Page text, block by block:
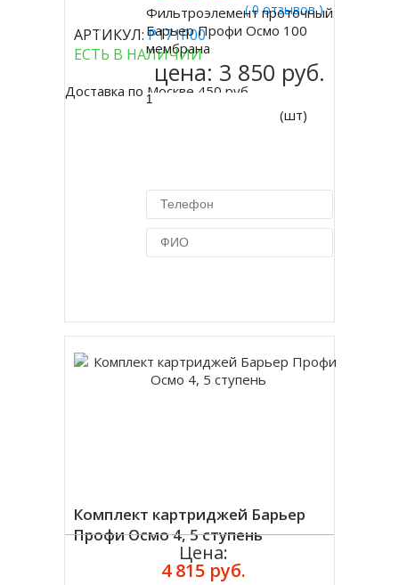
( 0 отзывов )
АРТИКУЛ:Р171Р00
ЕСТЬ В НАЛИЧИИ
Доставка по Москве 450 руб.
Фильтроэлемент проточный
Барьер Профи Осмо 100
мембрана
цена: 3 850 руб.
(шт)
Комплект картриджей Барьер
Профи Осмо 4, 5 ступень
Цена:
4 815 руб.